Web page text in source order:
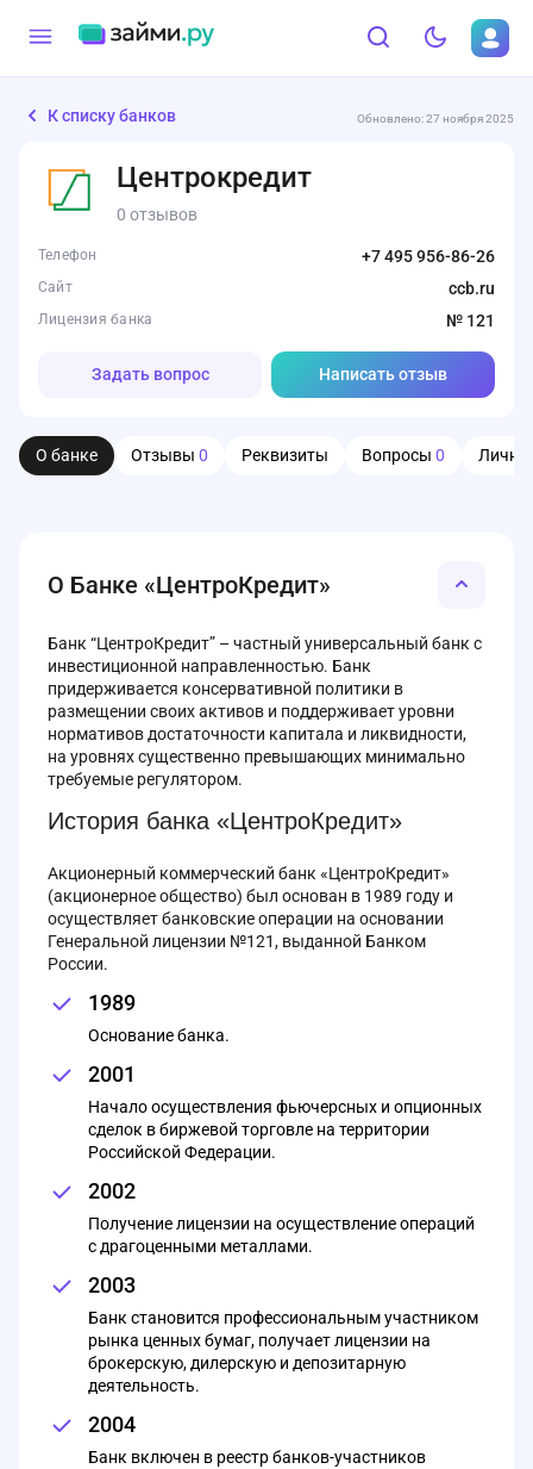
К списку банков Обновлено: 27 ноября 2025
Центрокредит
0 отзывов
Телефон +7 495 956-86-26
Сайт ccb.ru
Лицензия банка № 121
Задать вопрос Написать отзыв
О банке Отзывы 0 Реквизиты Вопросы 0
О Банке «ЦентроКредит»
Банк “ЦентроКредит” – частный универсальный банк с
инвестиционной направленностью. Банк
придерживается консервативной политики в
размещении своих активов и поддерживает уровни
нормативов достаточности капитала и ликвидности,
на уровнях существенно превышающих минимально
требуемые регулятором.
История банка «ЦентроКредит»
Акционерный коммерческий банк «ЦентроКредит»
(акционерное общество) был основан в 1989 году и
осуществляет банковские операции на основании
Генеральной лицензии №121, выданной Банком
России.
1989
Основание банка.
2001
Начало осуществления фьючерсных и опционных
сделок в биржевой торговле на территории
Российской Федерации.
2002
Получение лицензии на осуществление операций
с драгоценными металлами.
2003
Банк становится профессиональным участником
рынка ценных бумаг, получает лицензии на
брокерскую, дилерскую и депозитарную
деятельность.
2004
Банк включен в реестр банков-участников